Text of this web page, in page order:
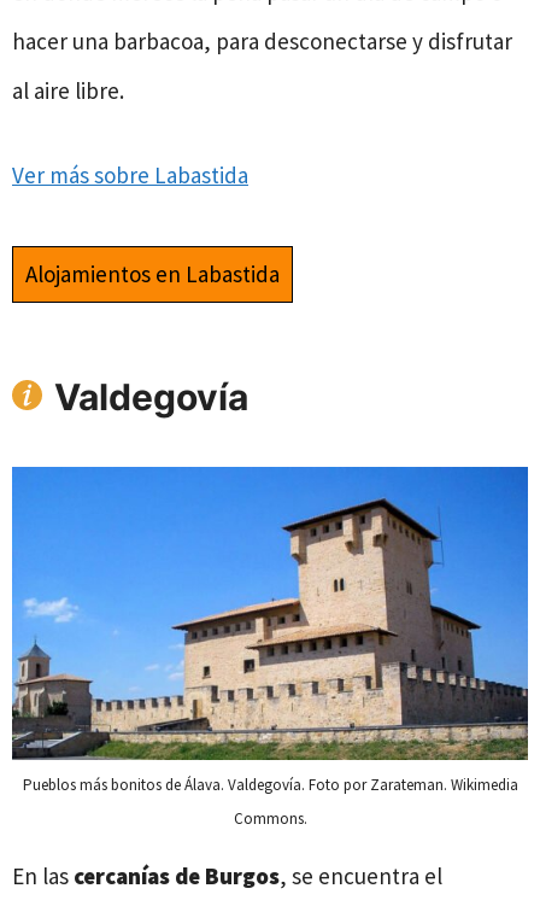
hacer una barbacoa, para desconectarse y disfrutar
al aire libre.
Ver más sobre Labastida
Alojamientos en Labastida
Valdegovía
Pueblos más bonitos de Álava. Valdegovía. Foto por Zarateman. Wikimedia
Commons.
En las cercanías de Burgos, se encuentra el